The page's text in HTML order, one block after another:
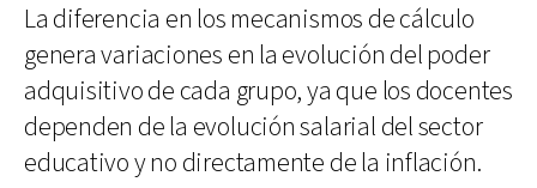
La diferencia en los mecanismos de cálculo
genera variaciones en la evolución del poder
adquisitivo de cada grupo, ya que los docentes
dependen de la evolución salarial del sector
educativo y no directamente de la inflación.